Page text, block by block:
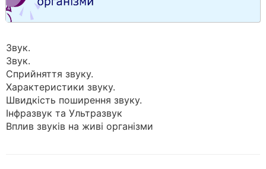
Звук.
Звук.
Сприйняття звуку.
Характеристики звуку.
Швидкість поширення звуку.
Інфразвук та Ультразвук
Вплив звуків на живі організми